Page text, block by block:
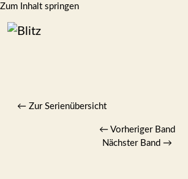
Zum Inhalt springen
← Zur Serienübersicht
← Vorheriger Band
Nächster Band →